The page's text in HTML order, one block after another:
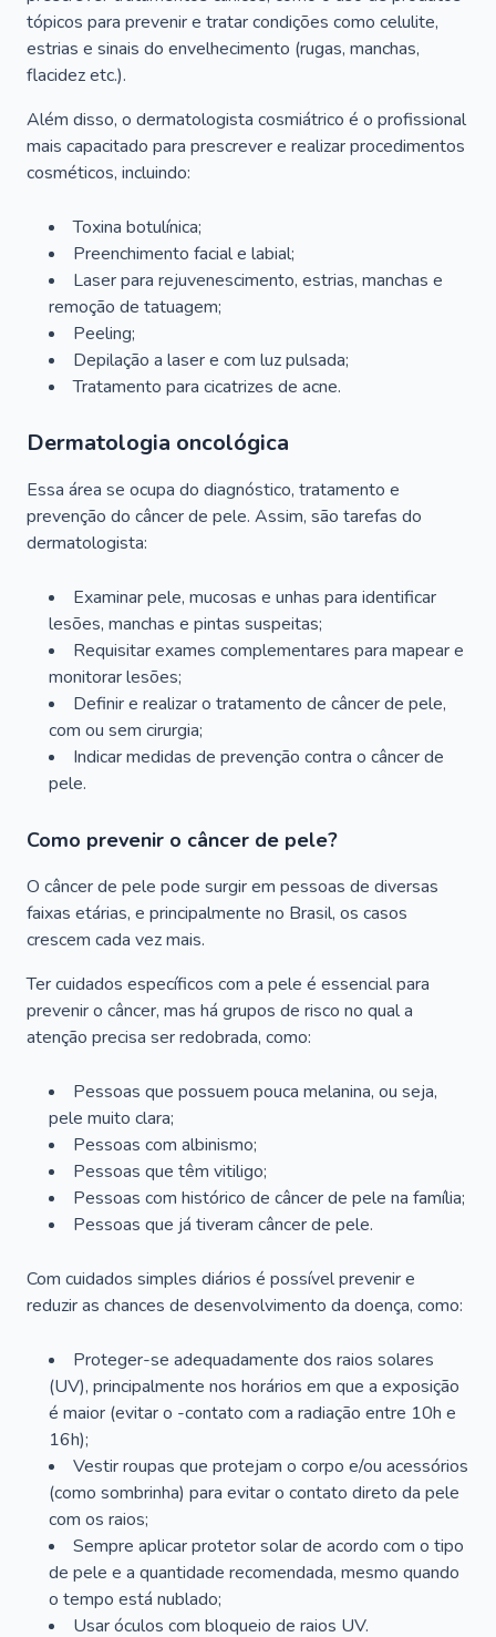
tópicos para prevenir e tratar condições como celulite,
estrias e sinais do envelhecimento (rugas, manchas,
flacidez etc.).
Além disso, o dermatologista cosmiátrico é o profissional
mais capacitado para prescrever e realizar procedimentos
cosméticos, incluindo:
Toxina botulínica;
Preenchimento facial e labial;
Laser para rejuvenescimento, estrias, manchas e
remoção de tatuagem;
Peeling;
Depilação a laser e com luz pulsada;
Tratamento para cicatrizes de acne.
Dermatologia oncológica
Essa área se ocupa do diagnóstico, tratamento e
prevenção do câncer de pele. Assim, são tarefas do
dermatologista:
Examinar pele, mucosas e unhas para identificar
lesões, manchas e pintas suspeitas;
Requisitar exames complementares para mapear e
monitorar lesões;
Definir e realizar o tratamento de câncer de pele,
com ou sem cirurgia;
Indicar medidas de prevenção contra o câncer de
pele.
Como prevenir o câncer de pele?
O câncer de pele pode surgir em pessoas de diversas
faixas etárias, e principalmente no Brasil, os casos
crescem cada vez mais.
Ter cuidados específicos com a pele é essencial para
prevenir o câncer, mas há grupos de risco no qual a
atenção precisa ser redobrada, como:
Pessoas que possuem pouca melanina, ou seja,
pele muito clara;
Pessoas com albinismo;
Pessoas que têm vitiligo;
Pessoas com histórico de câncer de pele na família;
Pessoas que já tiveram câncer de pele.
Com cuidados simples diários é possível prevenir e
reduzir as chances de desenvolvimento da doença, como:
Proteger-se adequadamente dos raios solares
(UV), principalmente nos horários em que a exposição
é maior (evitar o -contato com a radiação entre 10h e
16h);
Vestir roupas que protejam o corpo e/ou acessórios
(como sombrinha) para evitar o contato direto da pele
com os raios;
Sempre aplicar protetor solar de acordo com o tipo
de pele e a quantidade recomendada, mesmo quando
o tempo está nublado;
Usar óculos com bloqueio de raios UV.